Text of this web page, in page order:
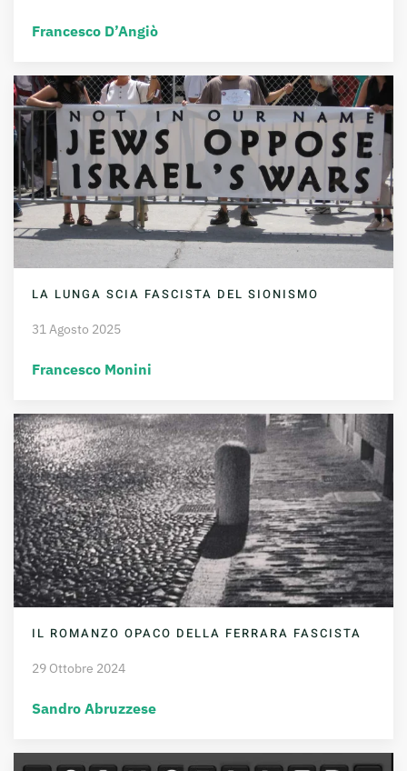
Francesco D’Angiò
LA LUNGA SCIA FASCISTA DEL SIONISMO
31 Agosto 2025
Francesco Monini
IL ROMANZO OPACO DELLA FERRARA FASCISTA
29 Ottobre 2024
Sandro Abruzzese